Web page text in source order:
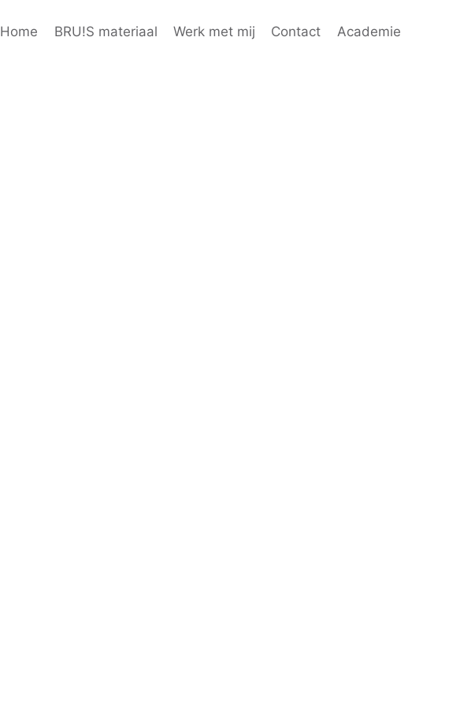
Home BRU!S materiaal Werk met mij Contact Academie